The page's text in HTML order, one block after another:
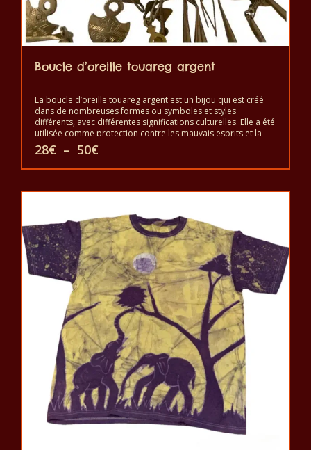
Boucle d’oreille touareg argent
La boucle d’oreille touareg argent est un bijou qui est créé
dans de nombreuses formes ou symboles et styles
différents, avec différentes significations culturelles. Elle a été
utilisée comme protection contre les mauvais esprits et la
malchance ou pour une bonne santé, le bonheur et la
prospérité. Elle est un symbole d’indépendance et de liberté
et un signe de bon statut, mais aussi comme protection
pour montrer la beauté et le pouvoir.
28€ – 50€Plage
prix :
28€
50€
a
plusieurs
variations.
options
peuvent
choisies